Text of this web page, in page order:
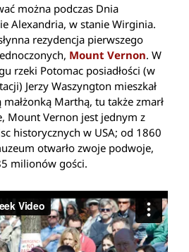
można podczas Dnia
Alexandria, w stanie Wirginia.
rezydencja pierwszego
Mount Vernon. W
rzeki Potomac posiadłości (w
Jerzy Waszyngton mieszkał
Marthą, tu także zmarł
Mount Vernon jest jednym z
historycznych w USA; od 1860
otwarło zwoje podwoje,
milionów gości.